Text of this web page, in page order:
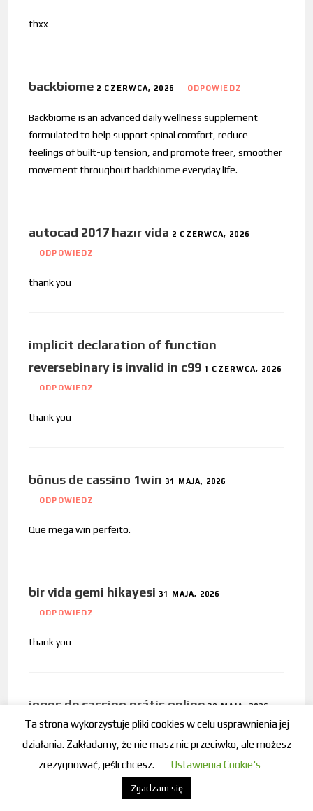
thxx
backbiome 2 CZERWCA, 2026 ODPOWIEDZ
Backbiome is an advanced daily wellness supplement
formulated to help support spinal comfort, reduce
feelings of built-up tension, and promote freer, smoother
movement throughoutbackbiome everyday life.
autocad 2017 hazır vida 2 CZERWCA, 2026
ODPOWIEDZ
thank you
implicit declaration of function
reversebinary is invalid in c99 1 CZERWCA, 2026
ODPOWIEDZ
thank you
bônus de cassino 1win 31 MAJA, 2026
ODPOWIEDZ
Que mega win perfeito.
bir vida gemi hikayesi 31 MAJA, 2026
ODPOWIEDZ
thank you
jogos de cassino grátis online 30 MAJA, 2026
ODPOWIEDZ
de banca em primeiro lugar.
Ta strona wykorzystuje pliki cookies w celu usprawnienia jej
działania. Zakładamy, że nie masz nic przeciwko, ale możesz
zrezygnować, jeśli chcesz.
Ustawienia Cookie's
Zgadzam się